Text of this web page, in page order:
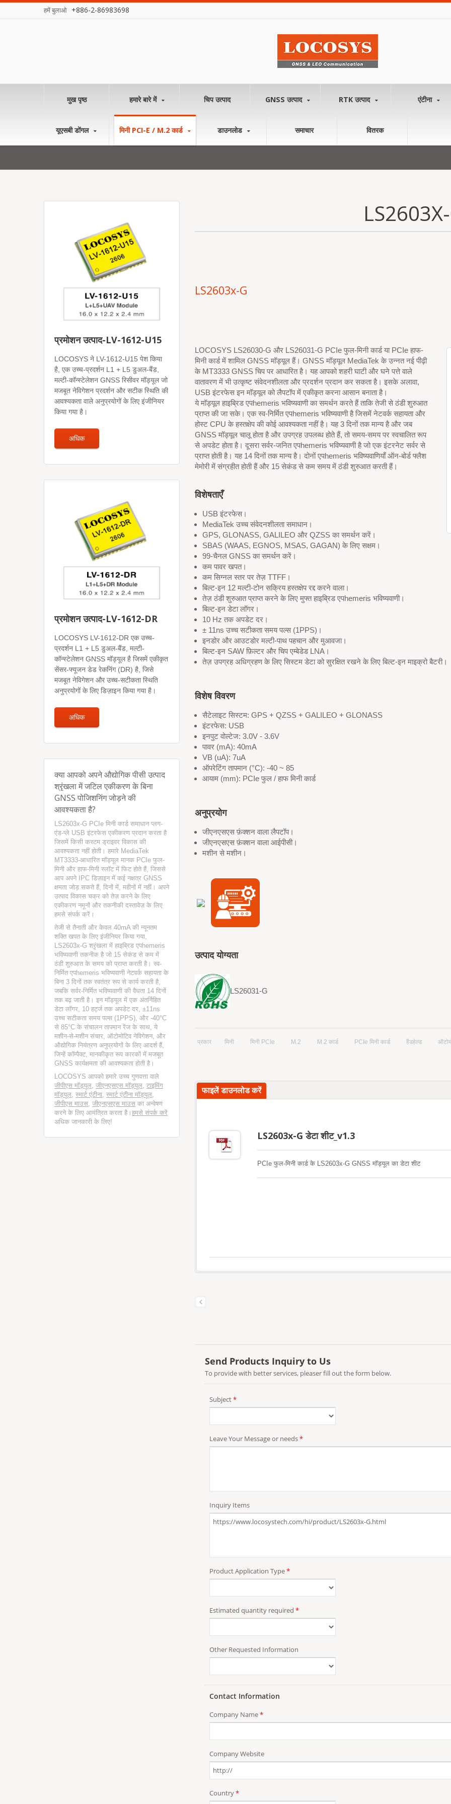
हमें बुलाओ +886-2-86983698
मुख पृष्ठ हमारे बारे में चिप उत्पाद GNSS उत्पाद RTK उत्पाद एंटीना
यूएसबी डोंगल मिनी PCI-E / M.2 कार्ड डाउनलोड समाचार वितरक
प्रमोशन उत्पाद-LV-1612-U15
LOCOSYS ने LV-1612-U15 पेश किया
है, एक उच्च-प्रदर्शन L1 + L5 डुअल-बैंड,
मल्टी-कॉन्स्टेलेशन GNSS रिसीवर मॉड्यूल जो
मजबूत नेविगेशन प्रदर्शन और सटीक स्थिति की
आवश्यकता वाले अनुप्रयोगों के लिए इंजीनियर
किया गया है।
अधिक
प्रमोशन उत्पाद-LV-1612-DR
LOCOSYS LV-1612-DR एक उच्च-
प्रदर्शन L1 + L5 डुअल-बैंड, मल्टी-
कॉन्स्टेलेशन GNSS मॉड्यूल है जिसमें एकीकृत
सेंसर-फ्यूजन डेड रेकनिंग (DR) है, जिसे
मजबूत नेविगेशन और उच्च-सटीकता स्थिति
अनुप्रयोगों के लिए डिज़ाइन किया गया है।
अधिक
क्या आपको अपने औद्योगिक पीसी उत्पाद
श्रृंखला में जटिल एकीकरण के बिना
GNSS पोजिशनिंग जोड़ने की
आवश्यकता है?
LS2603x-G PCIe मिनी कार्ड समाधान प्लग-
एंड-प्ले USB इंटरफेस एकीकरण प्रदान करता है
जिसमें किसी कस्टम ड्राइवर विकास की
आवश्यकता नहीं होती। हमारे MediaTek
MT3333-आधारित मॉड्यूल मानक PCIe फुल-
मिनी और हाफ-मिनी स्लॉट में फिट होते हैं, जिससे
आप अपने IPC डिज़ाइन में कई नक्षत्र GNSS
क्षमता जोड़ सकते हैं, दिनों में, महीनों में नहीं। अपने
उत्पाद विकास चक्र को तेज़ करने के लिए
एकीकरण नमूनों और तकनीकी दस्तावेज़ के लिए
हमसे संपर्क करें।
तेजी से तैनाती और केवल 40mA की न्यूनतम
शक्ति खपत के लिए इंजीनियर किया गया,
LS2603x-G श्रृंखला में हाइब्रिड एपhemeris
भविष्यवाणी तकनीक है जो 15 सेकंड से कम में
ठंडी शुरुआत के समय को प्राप्त करती है। स्व-
निर्मित एपhemeris भविष्यवाणी नेटवर्क सहायता के
बिना 3 दिनों तक स्वतंत्र रूप से कार्य करती है,
जबकि सर्वर-निर्मित भविष्यवाणी की वैधता 14 दिनों
तक बढ़ जाती है। इन मॉड्यूल में एक अंतर्निहित
डेटा लॉगर, 10 हर्ट्ज तक अपडेट दर, ±11ns
उच्च सटीकता समय पल्स (1PPS), और -40°C
से 85°C के संचालन तापमान रेंज के साथ, ये
मशीन-से-मशीन संचार, ऑटोमोटिव नेविगेशन, और
औद्योगिक नियंत्रण अनुप्रयोगों के लिए आदर्श हैं,
जिन्हें कॉम्पैक्ट, मानकीकृत रूप कारकों में मजबूत
GNSS कार्यक्षमता की आवश्यकता होती है।
LOCOSYS आपको हमारे उच्च गुणवत्ता वाले
जीपीएस मॉड्यूल, जीएनएसएस मॉड्यूल, टाइमिंग
मॉड्यूल, स्मार्ट एंटीना, स्मार्ट एंटीना मॉड्यूल,
जीपीएस माउस, जीएनएसएस माउस का अन्वेषण
करने के लिए आमंत्रित करता है। हमसे संपर्क करें
अधिक जानकारी के लिए!
LS2603x-G
LOCOSYS LS26030-G और LS26031-G PCIe फुल-मिनी कार्ड या PCIe हाफ-
मिनी कार्ड में शामिल GNSS मॉड्यूल हैं। GNSS मॉड्यूल MediaTek के उन्नत नई पीढ़ी
के MT3333 GNSS चिप पर आधारित है। यह आपको शहरी घाटी और घने पत्ते वाले
वातावरण में भी उत्कृष्ट संवेदनशीलता और प्रदर्शन प्रदान कर सकता है। इसके अलावा,
USB इंटरफेस इन मॉड्यूल को लैपटॉप में एकीकृत करना आसान बनाता है।
ये मॉड्यूल हाइब्रिड एपhemeris भविष्यवाणी का समर्थन करते हैं ताकि तेजी से ठंडी शुरुआत
प्राप्त की जा सके। एक स्व-निर्मित एपhemeris भविष्यवाणी है जिसमें नेटवर्क सहायता और
होस्ट CPU के हस्तक्षेप की कोई आवश्यकता नहीं है। यह 3 दिनों तक मान्य है और जब
GNSS मॉड्यूल चालू होता है और उपग्रह उपलब्ध होते हैं, तो समय-समय पर स्वचालित रूप
से अपडेट होता है। दूसरा सर्वर-जनित एपhemeris भविष्यवाणी है जो एक इंटरनेट सर्वर से
प्राप्त होती है। यह 14 दिनों तक मान्य है। दोनों एपhemeris भविष्यवाणियाँ ऑन-बोर्ड फ्लैश
मेमोरी में संग्रहीत होती हैं और 15 सेकंड से कम समय में ठंडी शुरुआत करती हैं।
विशेषताएँ
USB इंटरफेस।
MediaTek उच्च संवेदनशीलता समाधान।
GPS, GLONASS, GALILEO और QZSS का समर्थन करें।
SBAS (WAAS, EGNOS, MSAS, GAGAN) के लिए सक्षम।
99-चैनल GNSS का समर्थन करें।
कम पावर खपत।
कम सिग्नल स्तर पर तेज़ TTFF।
बिल्ट-इन 12 मल्टी-टोन सक्रिय हस्तक्षेप रद्द करने वाला।
तेज़ ठंडी शुरुआत प्राप्त करने के लिए मुफ्त हाइब्रिड एपhemeris भविष्यवाणी।
बिल्ट-इन डेटा लॉगर।
10 Hz तक अपडेट दर।
± 11ns उच्च सटीकता समय पल्स (1PPS)।
इनडोर और आउटडोर मल्टी-पाथ पहचान और मुआवजा।
बिल्ट-इन SAW फ़िल्टर और चिप एम्बेडेड LNA।
तेज़ उपग्रह अधिग्रहण के लिए सिस्टम डेटा को सुरक्षित रखने के लिए बिल्ट-इन माइक्रो बैटरी।
विशेष विवरण
सैटेलाइट सिस्टम: GPS + QZSS + GALILEO + GLONASS
इंटरफेस: USB
इनपुट वोल्टेज: 3.0V - 3.6V
पावर (mA): 40mA
VB (uA): 7uA
ऑपरेटिंग तापमान (°C): -40 ~ 85
आयाम (mm): PCIe फुल / हाफ मिनी कार्ड
अनुप्रयोग
जीएनएसएस फ़ंक्शन वाला लैपटॉप।
जीएनएसएस फ़ंक्शन वाला आईपीसी।
मशीन से मशीन।
उत्पाद योग्यता
LS26031-G
प्रकार मिनी मिनी PCIe M.2 M.2 कार्ड PCIe मिनी कार्ड हैंडहेल्ड
फाइलें डाउनलोड करें
LS2603x-G डेटा शीट_v1.3
PCIe फुल-मिनी कार्ड के LS2603x-G GNSS मॉड्यूल का डेटा शीट